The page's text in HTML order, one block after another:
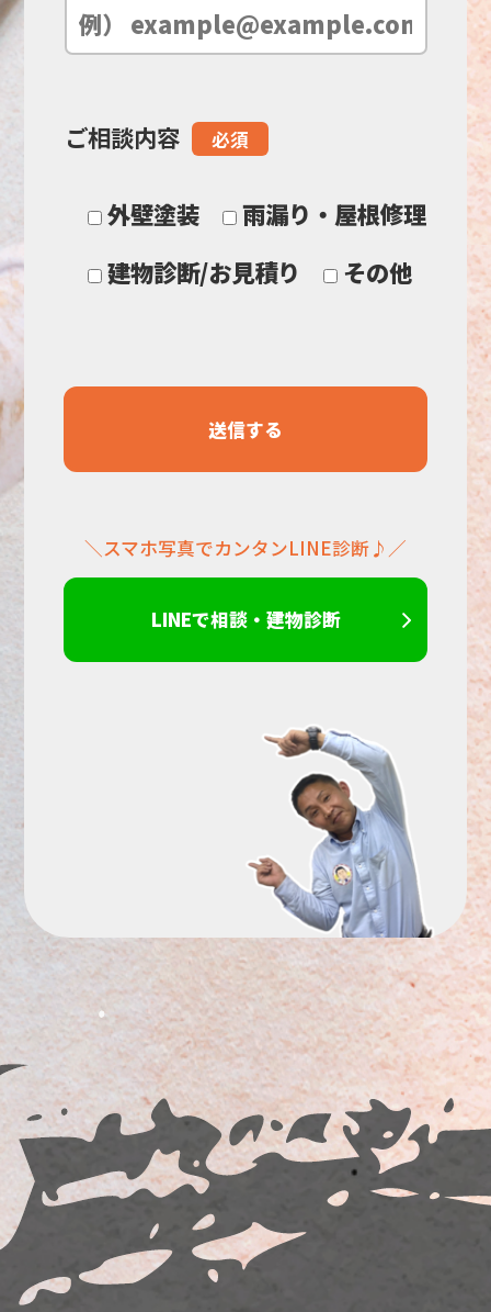
空
ま
ご相談内容 必須
外壁塗装
雨漏り・屋根修理
建物診断/お見積り
その他
＼スマホ写真でカンタンLINE診断♪／
LINEで相談・建物診断